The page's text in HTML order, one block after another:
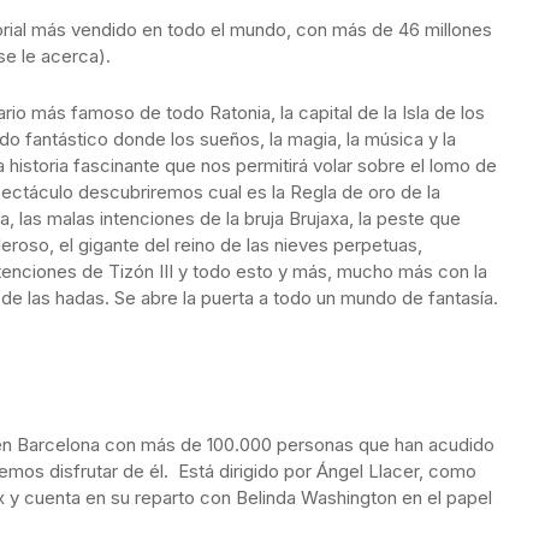
más vendido en todo el mundo, con más de 46 millones
le acerca).
más famoso de todo Ratonia, la capital de la Isla de los
fantástico donde los sueños, la magia, la música y la
fascinante que nos permitirá volar sobre el lomo de
descubriremos cual es la Regla de oro de la
las malas intenciones de la bruja Brujaxa, la peste que
el gigante del reino de las nieves perpetuas,
de Tizón III y todo esto y más, mucho más con la
las hadas. Se abre la puerta a todo un mundo de fantasía.
Barcelona con más de 100.000 personas que han acudido
disfrutar de él. Está dirigido por Ángel Llacer, como
cuenta en su reparto con Belinda Washington en el papel